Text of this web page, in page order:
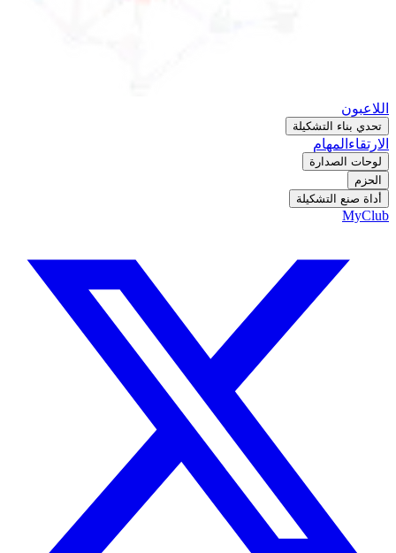
اللاعبون
تحدي بناء التشكيلة
الارتقاء المهام
لوحات الصدارة
الحزم
أداة صنع التشكيلة
MyClub